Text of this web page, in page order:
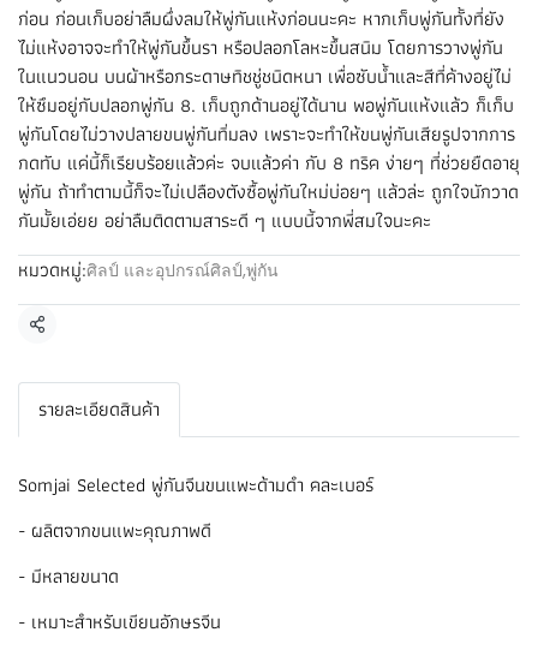
ก่อน ก่อนเก็บอย่าลืมผึ่งลมให้พู่กันแห้งก่อนนะคะ หากเก็บพู่กันทั้งที่ยัง
ไม่แห้งอาจจะทำให้พู่กันขึ้นรา หรือปลอกโลหะขึ้นสนิม โดยการวางพู่กัน
ในแนวนอน บนผ้าหรือกระดาษทิชชู่ชนิดหนา เพื่อซับน้ำและสีที่ค้างอยู่ไม่
ให้ซึมอยู่กับปลอกพู่กัน 8. เก็บถูกด้านอยู่ได้นาน พอพู่กันแห้งแล้ว ก็เก็บ
พู่กันโดยไม่วางปลายขนพู่กันทิ่มลง เพราะจะทำให้ขนพู่กันเสียรูปจากการ
กดทับ แค่นี้ก็เรียบร้อยแล้วค่ะ จบแล้วค่า กับ 8 ทริค ง่ายๆ ที่ช่วยยืดอายุ
พู่กัน ถ้าทำตามนี้ก็จะไม่เปลืองตังซื้อพู่กันใหม่บ่อยๆ แล้วล่ะ ถูกใจนักวาด
กันมั้ยเอ่ยย อย่าลืมติดตามสาระดี ๆ แบบนี้จากพี่สมใจนะคะ
หมวดหมู่:ศิลป์ และอุปกรณ์ศิลป์,พู่กัน
แชร์
รายละเอียดสินค้า
Somjai Selected พู่กันจีนขนแพะด้ามดำ คละเบอร์
- ผลิตจากขนแพะคุณภาพดี
- มีหลายขนาด
- เหมาะสำหรับเขียนอักษรจีน